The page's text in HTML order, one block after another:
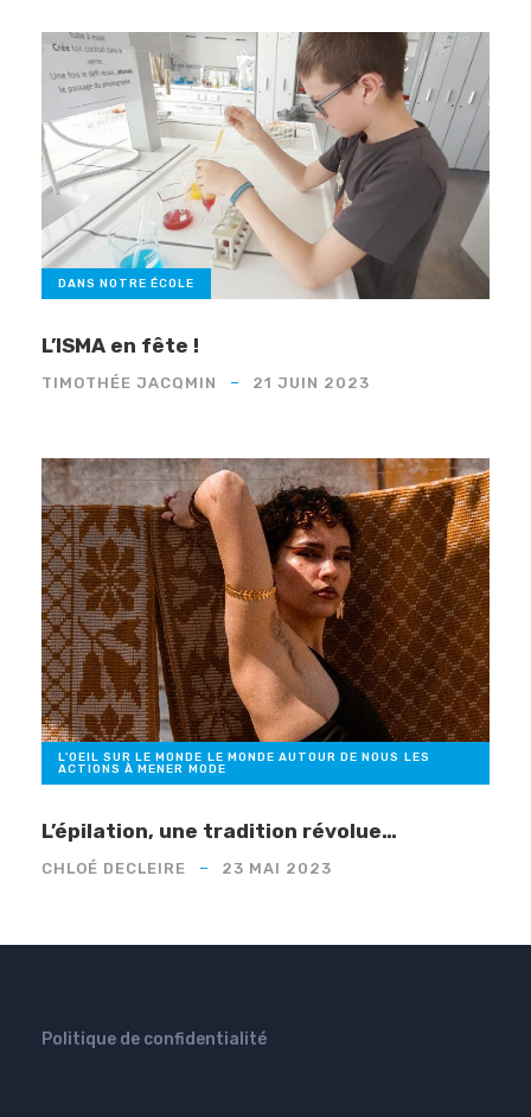
DANS NOTRE ÉCOLE
L’ISMA en fête !
TIMOTHÉE JACQMIN 21 JUIN 2023
L'OEIL SUR LE MONDE,LE MONDE AUTOUR DE NOUS,LES
ACTIONS À MENER,MODE
L’épilation, une tradition révolue…
CHLOÉ DECLEIRE 23 MAI 2023
Politique de confidentialité